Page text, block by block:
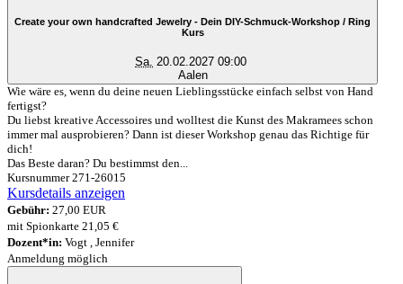
Create your own handcrafted Jewelry - Dein DIY-Schmuck-Workshop / Ring
Kurs
Sa. 20.02.2027 09:00
Aalen
Wie wäre es, wenn du deine neuen Lieblingsstücke einfach selbst von Hand
fertigst?
Du liebst kreative Accessoires und wolltest die Kunst des Makramees schon
immer mal ausprobieren? Dann ist dieser Workshop genau das Richtige für
dich!
Das Beste daran? Du bestimmst den...
Kursnummer 271-26015
Kursdetails anzeigen
Gebühr: 27,00 EUR
mit Spionkarte 21,05 €
Dozent*in: Vogt , Jennifer
Anmeldung möglich